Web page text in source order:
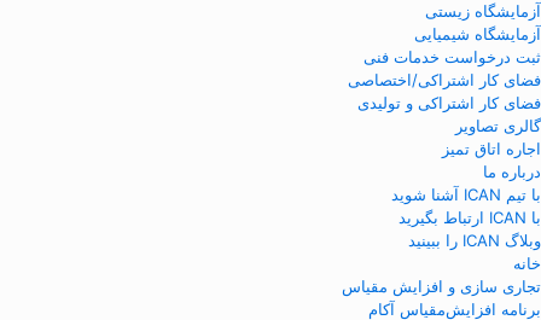
آزمایشگاه زیستی
آزمایشگاه شیمیایی
ثبت درخواست خدمات فنی
فضای کار اشتراکی/اختصاصی
فضای کار اشتراکی و تولیدی
گالری تصاویر
اجاره اتاق تمیز
درباره ما
با تیم ICAN آشنا شوید
با ICAN ارتباط بگیرید
وبلاگ ICAN را ببینید
خانه
تجاری سازی و افزایش مقیاس
برنامه افزایش‌مقیاس آکام